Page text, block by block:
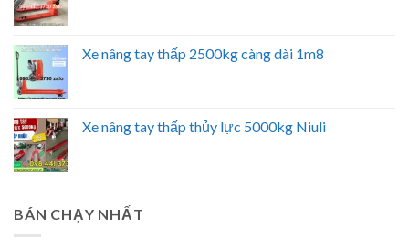
Xe nâng tay thấp 2500kg càng dài 1m8
Xe nâng tay thấp thủy lực 5000kg Niuli
BÁN CHẠY NHẤT